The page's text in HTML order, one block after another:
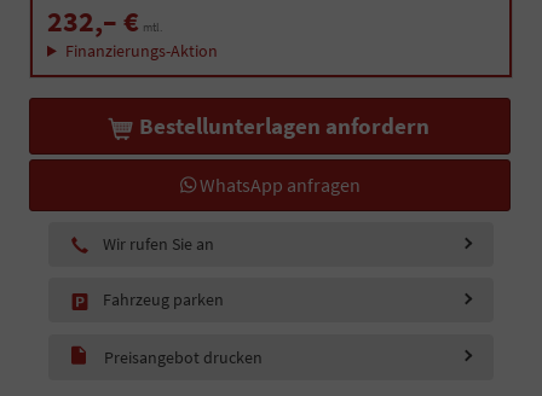
232,– € mtl.
Finanzierungs-Aktion
WhatsApp anfragen
Bestellunterlagen anfordern
Wir rufen Sie an
Fahrzeug parken
Preisangebot drucken